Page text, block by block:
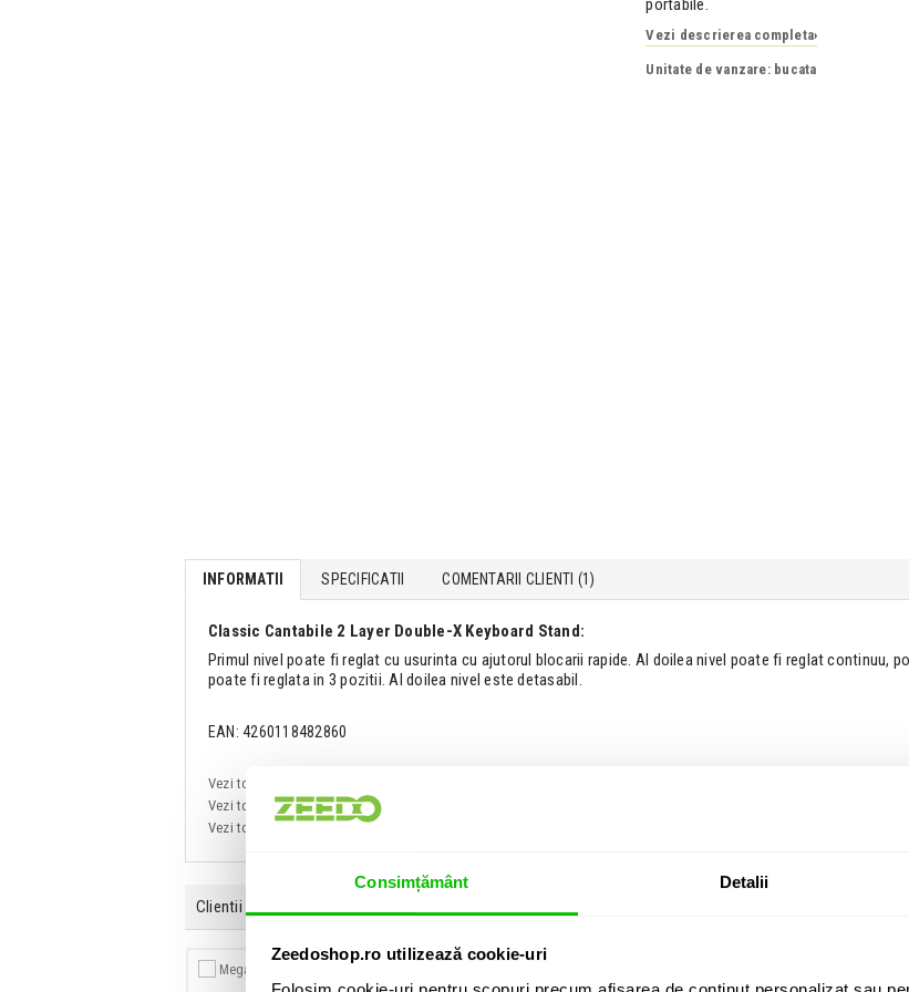
Consimțământ Detalii
Zeedoshop.ro utilizează cookie-uri
portabile.
Vezi descrierea completa›
Unitate de vanzare: bucata
INFORMATII SPECIFICATII COMENTARII CLIENTI (1)
Classic Cantabile 2 Layer Double-X Keyboard Stand:
Primul nivel poate fi reglat cu usurinta cu ajutorul blocarii rapide. Al doilea nivel poate fi reglat continuu,
poate fi reglata in 3 pozitii. Al doilea nivel este detasabil.
EAN: 4260118482860
Vezi toate produsele de tip
Vezi toate produsele din categoria
Vezi toate produsele producatorului
Clientii care au cumparat acest produs au mai cumparat si: